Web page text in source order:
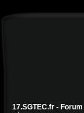
17.SGTEC.fr - Forum